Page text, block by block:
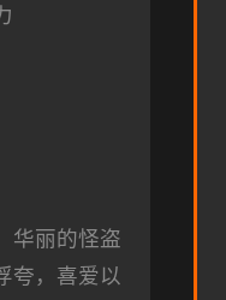
华丽的怪盗
夸，喜爱以